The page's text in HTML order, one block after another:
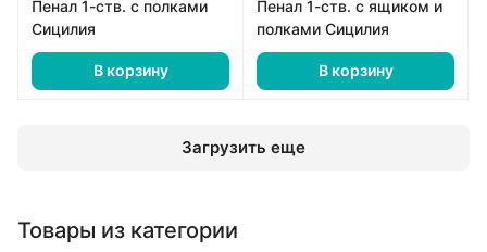
Пенал 1-ств. с полками
Сицилия
В корзину
Пенал 1-ств. с ящиком и
полками Сицилия
В корзину
Загрузить еще
Товары из категории